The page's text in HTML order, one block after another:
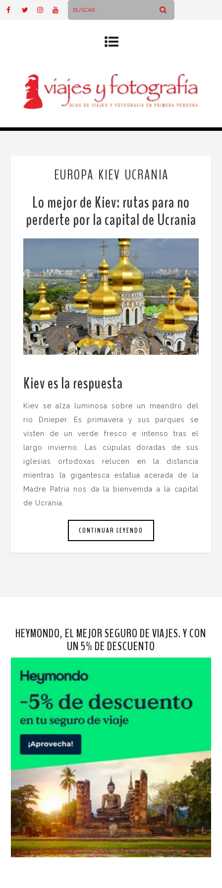
EUROPA KIEV UCRANIA
Lo mejor de Kiev: rutas para no
perderte por la capital de Ucrania
Kiev es la respuesta
Kiev se alza luminosa sobre un meandro del
río Dnieper. Es primavera y sus parques se
visten de un verde fresco e intenso tras el
largo invierno. Las cúpulas doradas de sus
iglesias ortodoxas relucen en la distancia
mientras la gigantesca estatua acerada de la
Madre Patria nos da la bienvenida a la capital
de Ucrania.
CONTINUAR LEYENDO
HEYMONDO, EL MEJOR SEGURO DE VIAJES. Y CON
UN 5% DE DESCUENTO